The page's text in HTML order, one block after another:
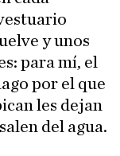
y unos
para mí, el
por el que
les dejan
del agua.